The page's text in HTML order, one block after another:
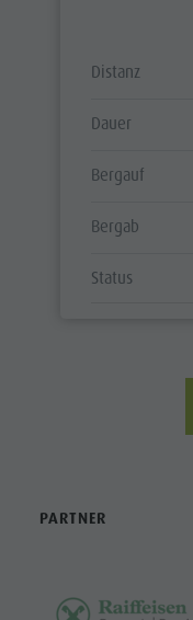
Distanz
Dauer
Bergauf
Bergab
Status
PARTNER